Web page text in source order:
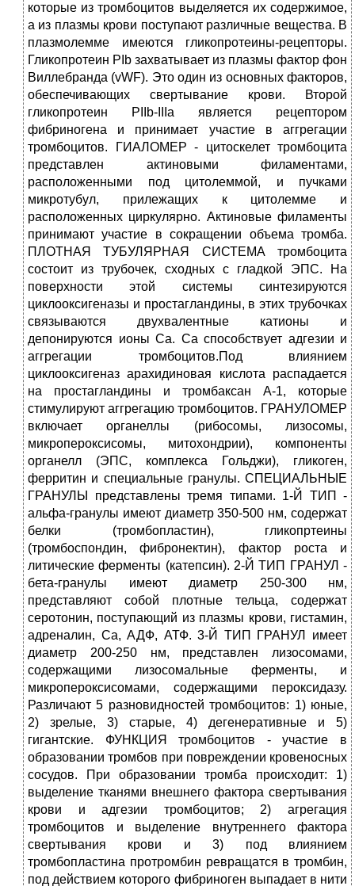
которые из тромбоцитов выделяется их содержимое,
а из плазмы крови поступают различные вещества. В
плазмолемме имеются гликопротеины-рецепторы.
Гликопротеин PIb захватывает из плазмы фактор фон
Виллебранда (vWF). Это один из основных факторов,
обеспечивающих свертывание крови. Второй
гликопротеин PIIb-IIIa является рецептором
фибриногена и принимает участие в аггрегации
тромбоцитов. ГИАЛОМЕР - цитоскелет тромбоцита
представлен актиновыми филаментами,
расположенными под цитолеммой, и пучками
микротубул, прилежащих к цитолемме и
расположенных циркулярно. Актиновые филаменты
принимают участие в сокращении объема тромба.
ПЛОТНАЯ ТУБУЛЯРНАЯ СИСТЕМА тромбоцита
состоит из трубочек, сходных с гладкой ЭПС. На
поверхности этой системы синтезируются
циклооксигеназы и простагландины, в этих трубочках
связываются двухвалентные катионы и
депонируются ионы Са. Са способствует адгезии и
аггрегации тромбоцитов.Под влиянием
циклооксигеназ арахидиновая кислота распадается
на простагландины и тромбаксан А-1, которые
стимулируют аггрегацию тромбоцитов. ГРАНУЛОМЕР
включает органеллы (рибосомы, лизосомы,
микропероксисомы, митохондрии), компоненты
органелл (ЭПС, комплекса Гольджи), гликоген,
ферритин и специальные гранулы. СПЕЦИАЛЬНЫЕ
ГРАНУЛЫ представлены тремя типами. 1-Й ТИП -
альфа-гранулы имеют диаметр 350-500 нм, содержат
белки (тромбопластин), гликопртеины
(тромбоспондин, фибронектин), фактор роста и
литические ферменты (катепсин). 2-Й ТИП ГРАНУЛ -
бета-гранулы имеют диаметр 250-300 нм,
представляют собой плотные тельца, содержат
серотонин, поступающий из плазмы крови, гистамин,
адреналин, Са, АДФ, АТФ. 3-Й ТИП ГРАНУЛ имеет
диаметр 200-250 нм, представлен лизосомами,
содержащими лизосомальные ферменты, и
микропероксисомами, содержащими пероксидазу.
Различают 5 разновидностей тромбоцитов: 1) юные,
2) зрелые, 3) старые, 4) дегенеративные и 5)
гигантские. ФУНКЦИЯ тромбоцитов - участие в
образовании тромбов при повреждении кровеносных
сосудов. При образовании тромба происходит: 1)
выделение тканями внешнего фактора свертывания
крови и адгезии тромбоцитов; 2) агрегация
тромбоцитов и выделение внутреннего фактора
свертывания крови и 3) под влиянием
тромбопластина протромбин ревращатся в тромбин,
под действием которого фибриноген выпадает в нити